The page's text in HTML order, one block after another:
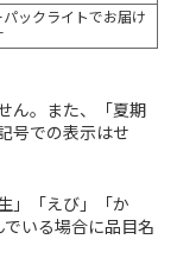
パックライトでお届け
ん。また、「夏期
号での表示はせ
」「えび」「か
いる場合に品目名